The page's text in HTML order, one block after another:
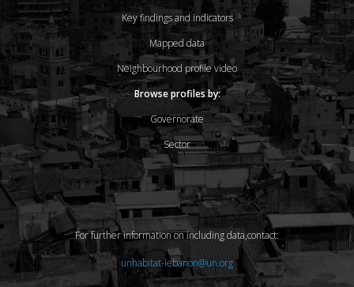
Key findings and indicators
Mapped data
Neighbourhood profile video
Browse profiles by:
Governorate
Sector
For further information on including data,contact:
unhabitat-lebanon@un.org